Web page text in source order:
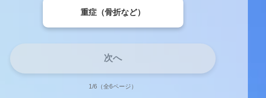
重症（骨折など）
次へ
1/6（全6ページ）